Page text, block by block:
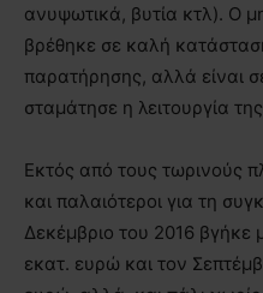
ανυψωτικά, βυτία κτλ). Ο
βρέθηκε σε καλή
παρατήρησης, αλλά είναι
σταμάτησε η λειτουργία
Εκτός από τους τωρινούς
και παλαιότεροι για τη
Δεκέμβριο του 2016 βγήκε
εκατ. ευρώ και τον